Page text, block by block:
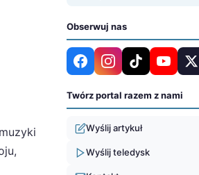
Obserwuj nas
Twórz portal razem z nami
Wyślij artykuł
Wyślij teledysk